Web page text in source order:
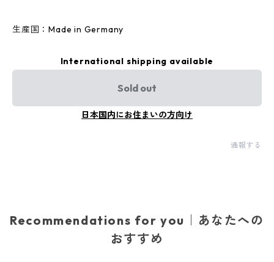
生産国：Made in Germany
International shipping available
Sold out
日本国内にお住まいの方向け
通報する
Recommendations for you｜あなたへの
おすすめ